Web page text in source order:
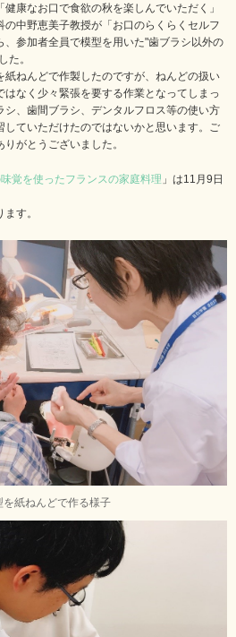
康なお口で食欲の秋を楽しんでいただく」
の中野恵美子教授が「お口のらくらくセルフ
参加者全員で模型を用いた"歯ブラシ以外の
た。
ねんどで作製したのですが、ねんどの扱い
なく少々緊張を要する作業となってしまっ
、歯間ブラシ、デンタルフロス等の使い方
していただけたのではないかと思います。ご
がとうございました。
覚を使ったフランスの家庭料理 」は11月9日
す。
を紙ねんどで作る様子